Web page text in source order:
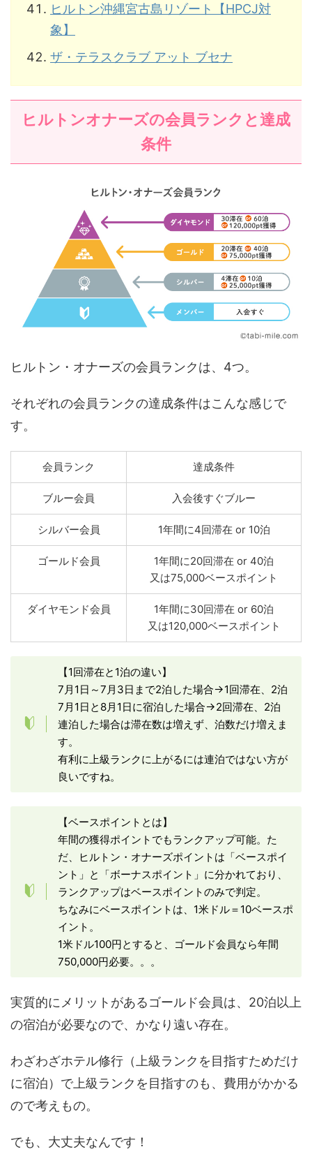
ヒルトン沖縄宮古島リゾート【HPCJ対
象】
ザ・テラスクラブ アット ブセナ
ヒルトンオナーズの会員ランクと達成
条件
ヒルトン・オナーズの会員ランクは、4つ。
それぞれの会員ランクの達成条件はこんな感じで
す。
会員ランク 達成条件
ブルー会員 入会後すぐブルー
シルバー会員 1年間に4回滞在 or 10泊
ゴールド会員
1年間に20回滞在 or 40泊
又は75,000ベースポイント
ダイヤモンド会員
1年間に30回滞在 or 60泊
又は120,000ベースポイント
【1回滞在と1泊の違い】
7月1日～7月3日まで2泊した場合→1回滞在、2泊
7月1日と8月1日に宿泊した場合→2回滞在、2泊
連泊した場合は滞在数は増えず、泊数だけ増えま
す。
有利に上級ランクに上がるには連泊ではない方が
良いですね。
【ベースポイントとは】
年間の獲得ポイントでもランクアップ可能。た
だ、ヒルトン・オナーズポイントは「ベースポイ
ント」と「ボーナスポイント」に分かれており、
ランクアップはベースポイントのみで判定。
ちなみにベースポイントは、1米ドル＝10ベースポ
イント。
1米ドル100円とすると、ゴールド会員なら年間
750,000円必要。。。
実質的にメリットがあるゴールド会員は、20泊以上
の宿泊が必要なので、かなり遠い存在。
わざわざホテル修行（上級ランクを目指すためだけ
に宿泊）で上級ランクを目指すのも、費用がかかる
ので考えもの。
でも、大丈夫なんです！